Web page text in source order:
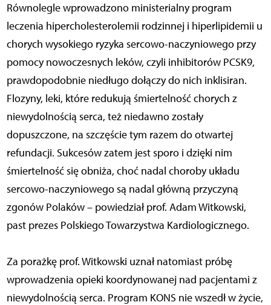
Równolegle wprowadzono ministerialny program
leczenia hipercholesterolemii rodzinnej i hiperlipidemii u
chorych wysokiego ryzyka sercowo-naczyniowego przy
pomocy nowoczesnych leków, czyli inhibitorów PCSK9,
prawdopodobnie niedługo dołączy do nich inklisiran.
Flozyny, leki, które redukują śmiertelność chorych z
niewydolnością serca, też niedawno zostały
dopuszczone, na szczęście tym razem do otwartej
refundacji. Sukcesów zatem jest sporo i dzięki nim
śmiertelność się obniża, choć nadal choroby układu
sercowo-naczyniowego są nadal główną przyczyną
zgonów Polaków – powiedział prof. Adam Witkowski,
past prezes Polskiego Towarzystwa Kardiologicznego.
Za porażkę prof. Witkowski uznał natomiast próbę
wprowadzenia opieki koordynowanej nad pacjentami z
niewydolnością serca. Program KONS nie wszedł w życie,